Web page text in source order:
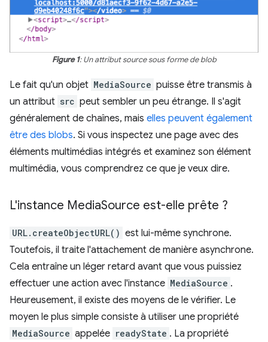
Figure 1: Un attribut source sous forme de blob
Le fait qu'un objet MediaSource puisse être transmis à
un attribut src peut sembler un peu étrange. Il s'agit
généralement de chaînes, mais elles peuvent également
être des blobs. Si vous inspectez une page avec des
éléments multimédias intégrés et examinez son élément
multimédia, vous comprendrez ce que je veux dire.
L'instance MediaSource est-elle prête ?
URL.createObjectURL() est lui-même synchrone.
Toutefois, il traite l'attachement de manière asynchrone.
Cela entraîne un léger retard avant que vous puissiez
effectuer une action avec l'instance MediaSource .
Heureusement, il existe des moyens de le vérifier. Le
moyen le plus simple consiste à utiliser une propriété
MediaSource appelée readyState . La propriété